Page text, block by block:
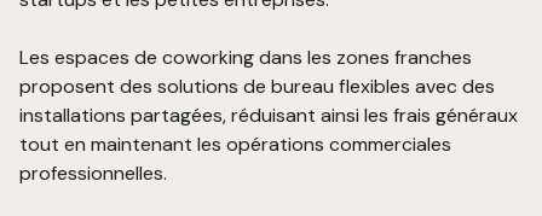
Les espaces de coworking dans les zones franches
proposent des solutions de bureau flexibles avec des
installations partagées, réduisant ainsi les frais généraux
tout en maintenant les opérations commerciales
professionnelles.